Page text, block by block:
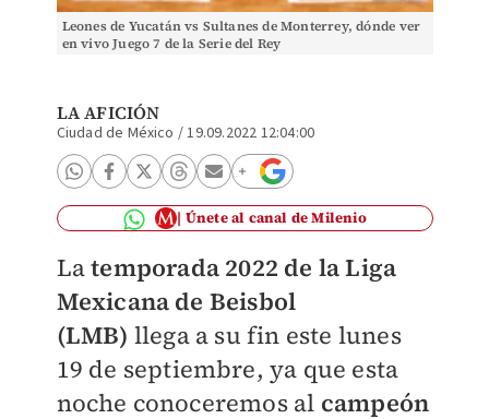
Leones de Yucatán vs Sultanes de Monterrey, dónde ver
en vivo Juego 7 de la Serie del Rey
LA AFICIÓN
Ciudad de México /19.09.2022 12:04:00
Únete al canal de Milenio
Latemporada 2022 de la Liga
Mexicana de Beisbol
(LMB) llega a su fin este lunes
19 de septiembre, ya que esta
noche conoceremos al campeón